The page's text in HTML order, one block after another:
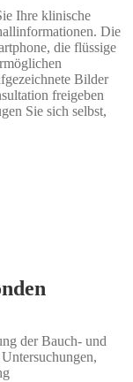
Ihre klinische
Die
die flüssige
Bilder
freigeben
Sie sich selbst,
der Bauch- und